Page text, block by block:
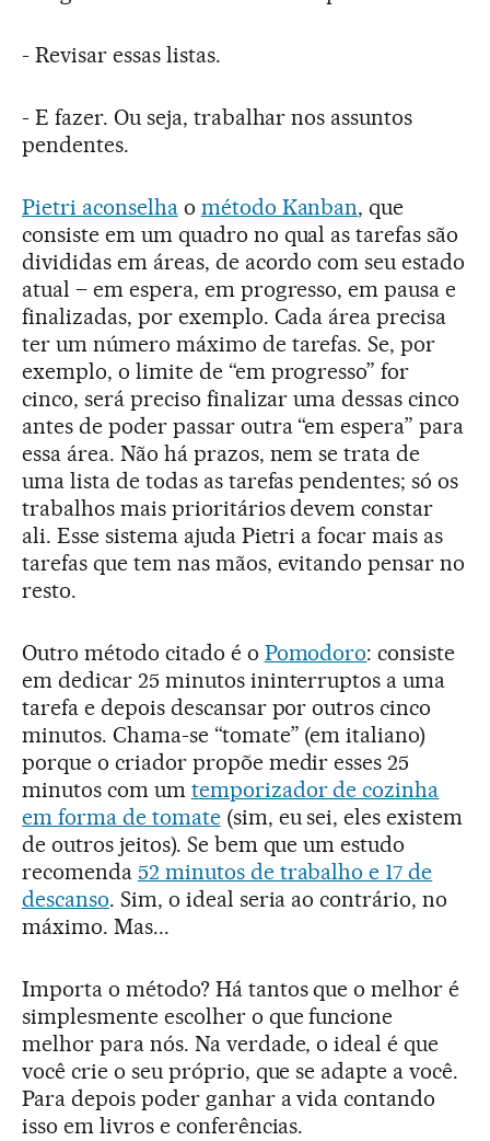
- Revisar essas listas.
- E fazer. Ou seja, trabalhar nos assuntos
pendentes.
Pietri aconselhao método Kanban, que
consiste em um quadro no qual as tarefas são
divididas em áreas, de acordo com seu estado
atual – em espera, em progresso, em pausa e
finalizadas, por exemplo. Cada área precisa
ter um número máximo de tarefas. Se, por
exemplo, o limite de “em progresso” for
cinco, será preciso finalizar uma dessas cinco
antes de poder passar outra “em espera” para
essa área. Não há prazos, nem se trata de
uma lista de todas as tarefas pendentes; só os
trabalhos mais prioritários devem constar
ali. Esse sistema ajuda Pietri a focar mais as
tarefas que tem nas mãos, evitando pensar no
resto.
Outro método citado é o Pomodoro: consiste
em dedicar 25 minutos ininterruptos a uma
tarefa e depois descansar por outros cinco
minutos. Chama-se “tomate” (em italiano)
porque o criador propõe medir esses 25
minutos com um temporizador de cozinha
em forma de tomate(sim, eu sei, eles existem
de outros jeitos). Se bem que um estudo
recomenda 52 minutos de trabalho e 17 de
descanso. Sim, o ideal seria ao contrário, no
máximo. Mas...
Importa o método? Há tantos que o melhor é
simplesmente escolher o que funcione
melhor para nós. Na verdade, o ideal é que
você crie o seu próprio, que se adapte a você.
Para depois poder ganhar a vida contando
isso em livros e conferências.